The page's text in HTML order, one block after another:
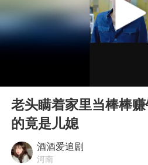
白海豚逼
刘畊宏加
Play
老头瞒着家里当棒棒
的竟是儿媳
酒酒爱追剧
河南